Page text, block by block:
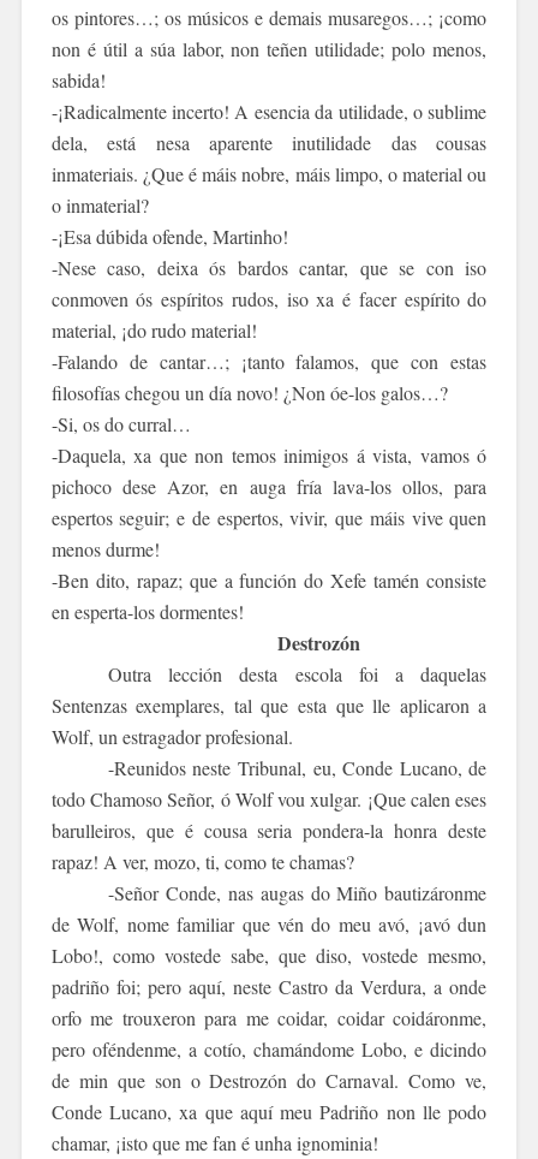
os pintores…; os músicos e demais musaregos…; ¡como
non é útil a súa labor, non teñen utilidade; polo menos,
sabida!
-¡Radicalmente incerto! A esencia da utilidade, o sublime
dela, está nesa aparente inutilidade das cousas
inmateriais. ¿Que é máis nobre, máis limpo, o material ou
o inmaterial?
-¡Esa dúbida ofende, Martinho!
-Nese caso, deixa ós bardos cantar, que se con iso
conmoven ós espíritos rudos, iso xa é facer espírito do
material, ¡do rudo material!
-Falando de cantar…; ¡tanto falamos, que con estas
filosofías chegou un día novo! ¿Non óe-los galos…?
-Si, os do curral…
-Daquela, xa que non temos inimigos á vista, vamos ó
pichoco dese Azor, en auga fría lava-los ollos, para
espertos seguir; e de espertos, vivir, que máis vive quen
menos durme!
-Ben dito, rapaz; que a función do Xefe tamén consiste
en esperta-los dormentes!
Destrozón
Outra lección desta escola foi a daquelas
Sentenzas exemplares, tal que esta que lle aplicaron a
Wolf, un estragador profesional.
-Reunidos neste Tribunal, eu, Conde Lucano, de
todo Chamoso Señor, ó Wolf vou xulgar. ¡Que calen eses
barulleiros, que é cousa seria pondera-la honra deste
rapaz! A ver, mozo, ti, como te chamas?
-Señor Conde, nas augas do Miño bautizáronme
de Wolf, nome familiar que vén do meu avó, ¡avó dun
Lobo!, como vostede sabe, que diso, vostede mesmo,
padriño foi; pero aquí, neste Castro da Verdura, a onde
orfo me trouxeron para me coidar, coidar coidáronme,
pero oféndenme, a cotío, chamándome Lobo, e dicindo
de min que son oDestrozón do Carnaval. Como ve,
Conde Lucano, xa que aquí meu Padriño non lle podo
chamar, ¡isto que me fan é unha ignominia!